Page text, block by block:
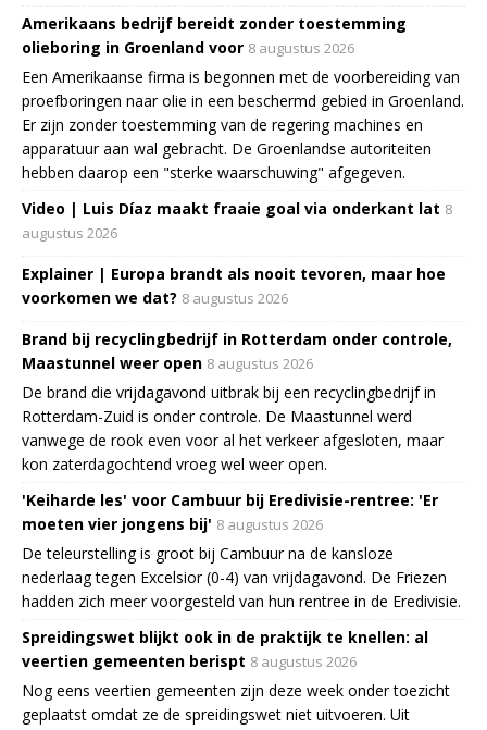
Amerikaans bedrijf bereidt zonder toestemming
olieboring in Groenland voor 8 augustus 2026
Een Amerikaanse firma is begonnen met de voorbereiding van
proefboringen naar olie in een beschermd gebied in Groenland.
Er zijn zonder toestemming van de regering machines en
apparatuur aan wal gebracht. De Groenlandse autoriteiten
hebben daarop een "sterke waarschuwing" afgegeven.
Video | Luis Díaz maakt fraaie goal via onderkant lat 8
augustus 2026
Explainer | Europa brandt als nooit tevoren, maar hoe
voorkomen we dat? 8 augustus 2026
Brand bij recyclingbedrijf in Rotterdam onder controle,
Maastunnel weer open 8 augustus 2026
De brand die vrijdagavond uitbrak bij een recyclingbedrijf in
Rotterdam-Zuid is onder controle. De Maastunnel werd
vanwege de rook even voor al het verkeer afgesloten, maar
kon zaterdagochtend vroeg wel weer open.
'Keiharde les' voor Cambuur bij Eredivisie-rentree: 'Er
moeten vier jongens bij' 8 augustus 2026
De teleurstelling is groot bij Cambuur na de kansloze
nederlaag tegen Excelsior (0-4) van vrijdagavond. De Friezen
hadden zich meer voorgesteld van hun rentree in de Eredivisie.
Spreidingswet blijkt ook in de praktijk te knellen: al
veertien gemeenten berispt 8 augustus 2026
Nog eens veertien gemeenten zijn deze week onder toezicht
geplaatst omdat ze de spreidingswet niet uitvoeren. Uit